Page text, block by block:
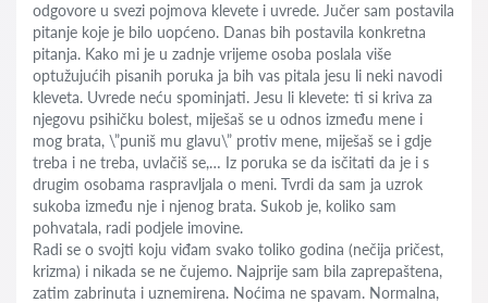
odgovore u svezi pojmova klevete i uvrede. Jučer sam postavila
pitanje koje je bilo uopćeno. Danas bih postavila konkretna
pitanja. Kako mi je u zadnje vrijeme osoba poslala više
optužujućih pisanih poruka ja bih vas pitala jesu li neki navodi
kleveta. Uvrede neću spominjati. Jesu li klevete: ti si kriva za
njegovu psihičku bolest, miješaš se u odnos između mene i
mog brata, \”puniš mu glavu\” protiv mene, miješaš se i gdje
treba i ne treba, uvlačiš se,… Iz poruka se da isčitati da je i s
drugim osobama raspravljala o meni. Tvrdi da sam ja uzrok
sukoba između nje i njenog brata. Sukob je, koliko sam
pohvatala, radi podjele imovine.
Radi se o svojti koju viđam svako toliko godina (nečija pričest,
krizma) i nikada se ne čujemo. Najprije sam bila zaprepaštena,
zatim zabrinuta i uznemirena. Noćima ne spavam. Normalna,